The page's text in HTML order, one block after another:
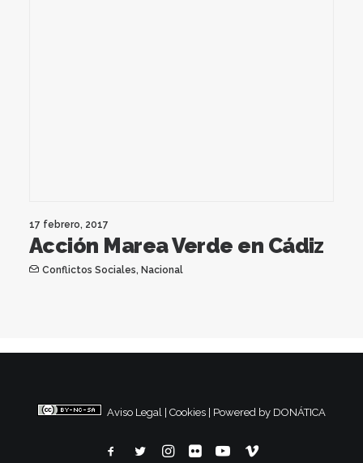
17 febrero, 2017
Acción Marea Verde en Cádiz
Conflictos Sociales, Nacional
Aviso Legal Cookies Powered by DONÁTICA